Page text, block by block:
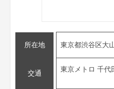
所在地 東京都渋谷区大
交通
東京メトロ 千代